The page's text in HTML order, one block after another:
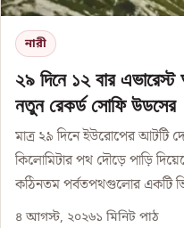
নারী
২৯ দিনে ১২ বার
নতুন রেকর্ড সোফি উডসের
মাত্র ২৯ দিনে ইউরোপের আটটি
কিলোমিটার পথ দৌড়ে পাড়ি
কঠিনতম পর্বতপথগুলোর একটি
৪ আগস্ট, ২০২৬১ মিনিট পাঠ